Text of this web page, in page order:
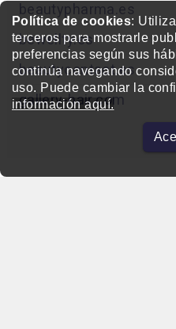
Política de cookies:
terceros para mostrarle
preferencias según sus
continúa navegando
uso. Puede cambiar la
información aquí.
beautypharma.es
bewellty.es
beautycontact.es
gallery-hair.com